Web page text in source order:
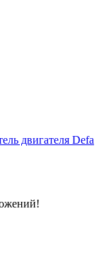
двигателя Defa